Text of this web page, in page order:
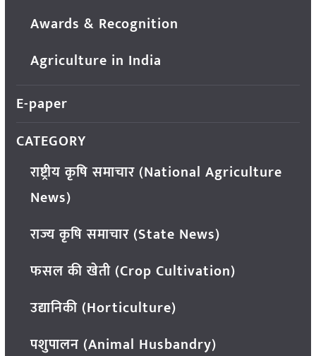
Awards & Recognition
Agriculture in India
E-paper
CATEGORY
राष्ट्रीय कृषि समाचार (National Agriculture
News)
राज्य कृषि समाचार (State News)
फसल की खेती (Crop Cultivation)
उद्यानिकी (Horticulture)
पशुपालन (Animal Husbandry)